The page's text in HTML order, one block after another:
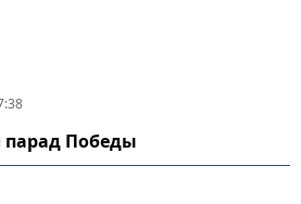
парад Победы